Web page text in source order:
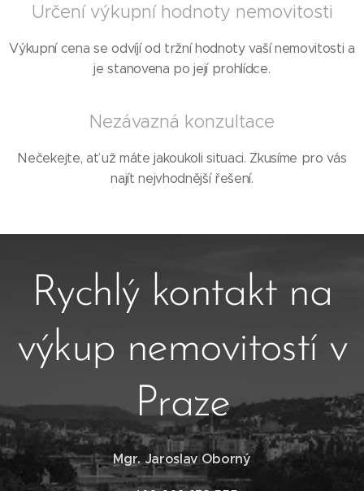
Určení výkupní hodnoty nemovitosti
Výkupní cena se odvíjí od tržní hodnoty vaší nemovitosti a
je stanovena po její prohlídce.
Nezávazná konzultace
Nečekejte, ať už máte jakoukoli situaci. Zkusíme pro vás
najít nejvhodnější řešení.
Rychlý kontakt na
výkup nemovitostí v
Praze
Mgr. Jaroslav Oborný